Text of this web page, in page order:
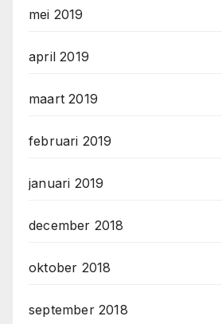
mei 2019
april 2019
maart 2019
februari 2019
januari 2019
december 2018
oktober 2018
september 2018